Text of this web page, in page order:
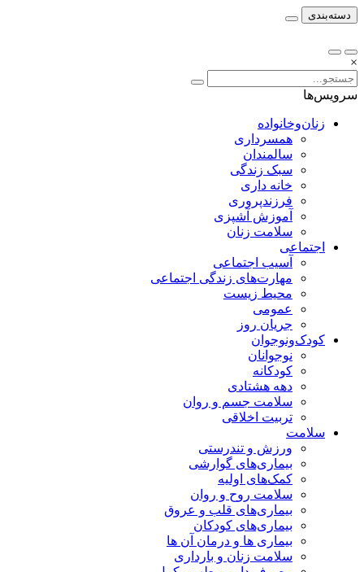
دسته‌بندی
×
سرویس‌ها
زنان‌وخانواده
همسرداری
سالمندان
سبک زندگی
خانه داری
فرزندپروری
آموزش آشپزی
سلامت زنان
اجتماعی
آسیب اجتماعی
مهارت‌های زندگی اجتماعی
محیط زیست
عمومی
جریان روز
کودک‌ونوجوان
نوجوانان
کودکانه
دهه هشتادی
سلامت جسم و روان
تربیت اخلاقی
سلامت
ورزش و تندرستی
بیماری‌های گوارشی
کمک‌های اولیه
سلامت روح و روان
بیماری‌های قلب و عروق
بیماری‌های کودکان
بیماری ها و درمان آن ها
سلامت زنان و بارداری